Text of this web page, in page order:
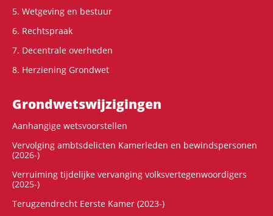
5. Wetgeving en bestuur
6. Rechtspraak
7. Decentrale overheden
8. Herziening Grondwet
Grondwets­wijzigingen
Aanhangige wetsvoorstellen
Vervolging ambtsdelicten Kamerleden en bewindspersonen
(2026-)
Verruiming tijdelijke vervanging volksvertegenwoordigers
(2025-)
Terugzendrecht Eerste Kamer (2023-)